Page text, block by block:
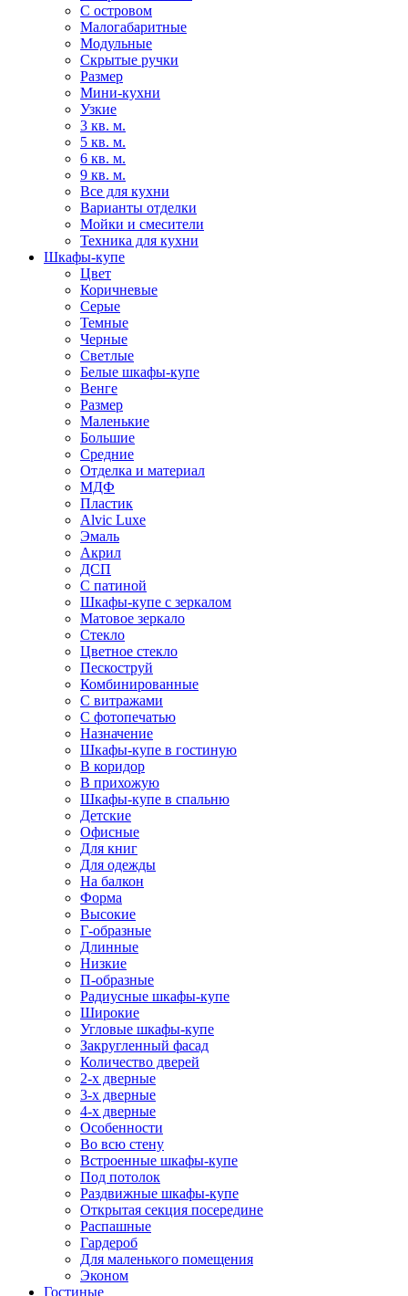
С островом
Малогабаритные
Модульные
Скрытые ручки
Размер
Мини-кухни
Узкие
3 кв. м.
5 кв. м.
6 кв. м.
9 кв. м.
Все для кухни
Варианты отделки
Мойки и смесители
Техника для кухни
Шкафы-купе
Цвет
Коричневые
Серые
Темные
Черные
Светлые
Белые шкафы-купе
Венге
Размер
Маленькие
Большие
Средние
Отделка и материал
МДФ
Пластик
Alvic Luxe
Эмаль
Акрил
ДСП
С патиной
Шкафы-купе с зеркалом
Матовое зеркало
Стекло
Цветное стекло
Пескоструй
Комбинированные
С витражами
С фотопечатью
Назначение
Шкафы-купе в гостиную
В коридор
В прихожую
Шкафы-купе в спальню
Детские
Офисные
Для книг
Для одежды
На балкон
Форма
Высокие
Г-образные
Длинные
Низкие
П-образные
Радиусные шкафы-купе
Широкие
Угловые шкафы-купе
Закругленный фасад
Количество дверей
2-х дверные
3-х дверные
4-х дверные
Особенности
Во всю стену
Встроенные шкафы-купе
Под потолок
Раздвижные шкафы-купе
Открытая секция посередине
Распашные
Гардероб
Для маленького помещения
Эконом
Гостиные